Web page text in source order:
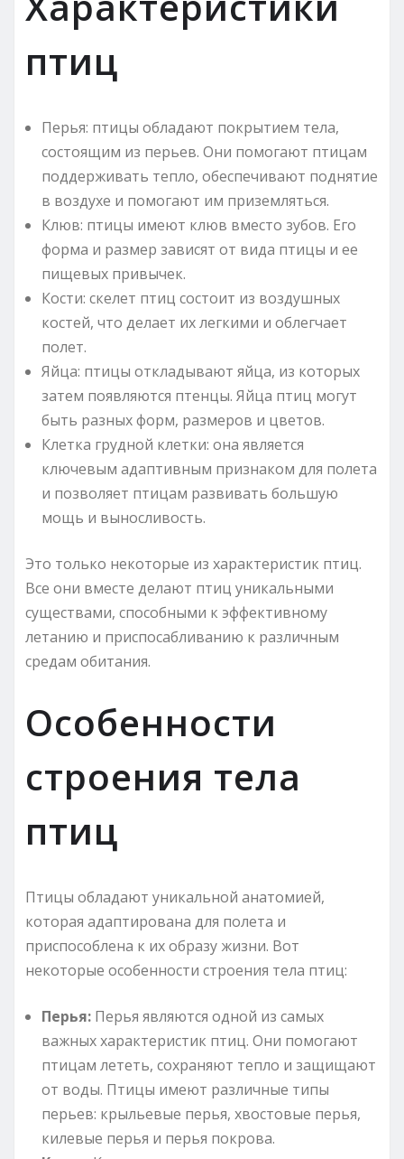
птиц
Перья: птицы обладают покрытием тела,
состоящим из перьев. Они помогают птицам
поддерживать тепло, обеспечивают поднятие
в воздухе и помогают им приземляться.
Клюв: птицы имеют клюв вместо зубов. Его
форма и размер зависят от вида птицы и ее
пищевых привычек.
Кости: скелет птиц состоит из воздушных
костей, что делает их легкими и облегчает
полет.
Яйца: птицы откладывают яйца, из которых
затем появляются птенцы. Яйца птиц могут
быть разных форм, размеров и цветов.
Клетка грудной клетки: она является
ключевым адаптивным признаком для полета
и позволяет птицам развивать большую
мощь и выносливость.
Это только некоторые из характеристик птиц.
Все они вместе делают птиц уникальными
существами, способными к эффективному
летанию и приспосабливанию к различным
средам обитания.
Особенности
строения тела
птиц
Птицы обладают уникальной анатомией,
которая адаптирована для полета и
приспособлена к их образу жизни. Вот
некоторые особенности строения тела птиц:
Перья: Перья являются одной из самых
важных характеристик птиц. Они помогают
птицам лететь, сохраняют тепло и защищают
от воды. Птицы имеют различные типы
перьев: крыльевые перья, хвостовые перья,
килевые перья и перья покрова.